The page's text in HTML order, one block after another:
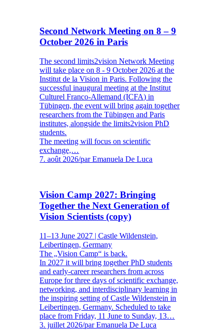
Second Network Meeting on 8 – 9
October 2026 in Paris
The second limits2vision Network Meeting
will take place on 8 - 9 October 2026 at the
Institut de la Vision in Paris. Following the
successful inaugural meeting at the Institut
Culturel Franco-Allemand (ICFA) in
Tübingen, the event will bring again together
researchers from the Tübingen and Paris
institutes, alongside the limits2vision PhD
students.
The meeting will focus on scientific
exchange,…
7. août 2026/par Emanuela De Luca
Vision Camp 2027: Bringing
Together the Next Generation of
Vision Scientists (copy)
11–13 June 2027 | Castle Wildenstein,
Leibertingen, Germany
The „Vision Camp“ is back.
In 2027 it will bring together PhD students
and early-career researchers from across
Europe for three days of scientific exchange,
networking, and interdisciplinary learning in
the inspiring setting of Castle Wildenstein in
Leibertingen, Germany. Scheduled to take
place from Friday, 11 June to Sunday, 13…
3. juillet 2026/par Emanuela De Luca